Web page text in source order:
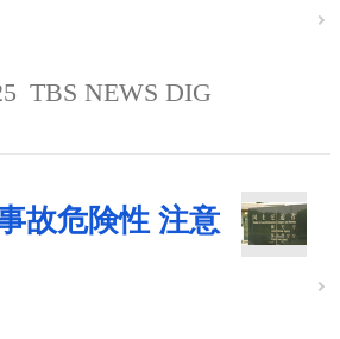
TBS NEWS DIG
故危険性 注意